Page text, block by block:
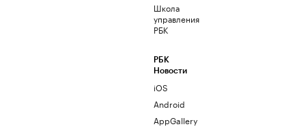
Школа
управления
РБК
РБК
Новости
iOS
Android
AppGallery